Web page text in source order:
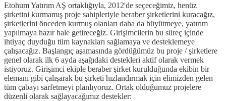
Etohum Yatırım AŞ ortaklığıyla, 2012'de seçeceğimiz, henüz
şirketini kurmamış proje sahipleriyle beraber şirketlerini kuracağız,
şirketlerini önceden kurmuş olanları daha da büyütmeye, yatırım
yapılmaya hazır hale getireceğiz. Girişimcilerin bu süreç içinde
ihtiyaç duyduğu tüm kaynakları sağlamaya ve desteklemeye
çalışacağız. Başlangıç aşamasında gördüğümüz bu proje / şirketlere
genel olarak ilk 6 ayda aşağıdaki destekleri aktif olarak vermek
istiyoruz. Girişimci ekiple beraber şirket kurulduğunda ekibin bir
elemanı gibi çalışarak bu şirketi hızlandırmak için elimizden gelen
tüm çabayı sarfetmeyi planlıyoruz. Ortak olduğumuz projelere
düzenli olarak sağlayacağımız destekler: